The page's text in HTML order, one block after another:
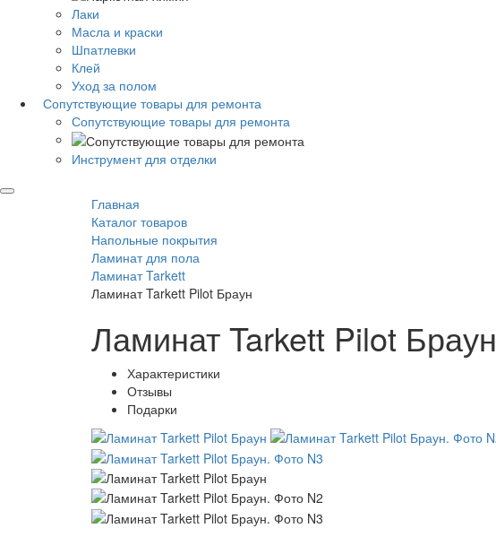
Лаки
Масла и краски
Шпатлевки
Клей
Уход за полом
Сопутствующие товары для ремонта
Сопутствующие товары для ремонта
Инструмент для отделки
Главная
Каталог товаров
Напольные покрытия
Ламинат для пола
Ламинат Tarkett
Ламинат Tarkett Pilot Браун
Ламинат Tarkett Pilot Браун
Характеристики
Отзывы
Подарки